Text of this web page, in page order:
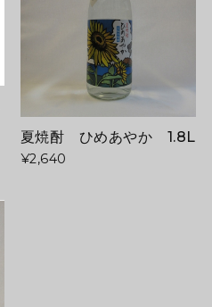
夏焼酎 ひめあやか 1.8L
¥2,640